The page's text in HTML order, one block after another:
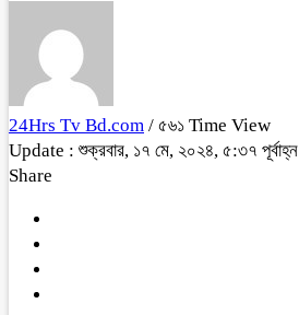
24Hrs Tv Bd.com / ৫৬১ Time View
Update : শুক্রবার, ১৭ মে, ২০২৪, ৫:৩৭ পূর্বাহ্ন
Share